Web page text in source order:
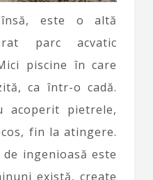
este o altă
parc acvatic
piscine în care
ca într-o cadă.
acoperit pietrele,
fin la atingere.
ingenioasă este
există, create